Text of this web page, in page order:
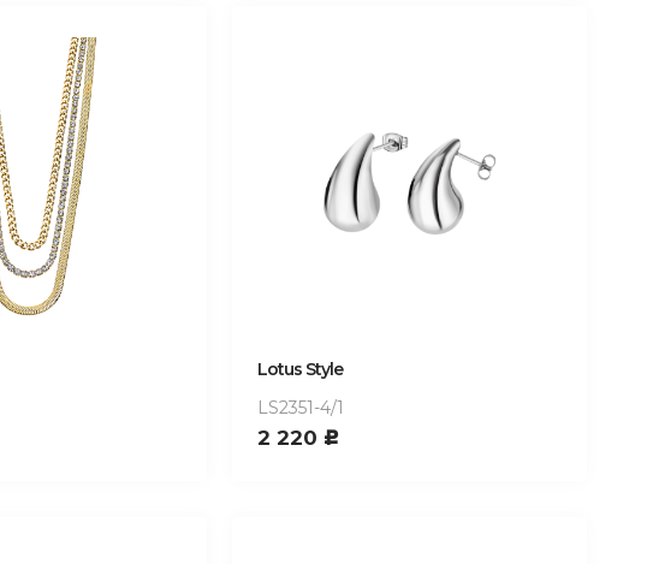
Lotus Style
LS2351-4/1
2 220 c